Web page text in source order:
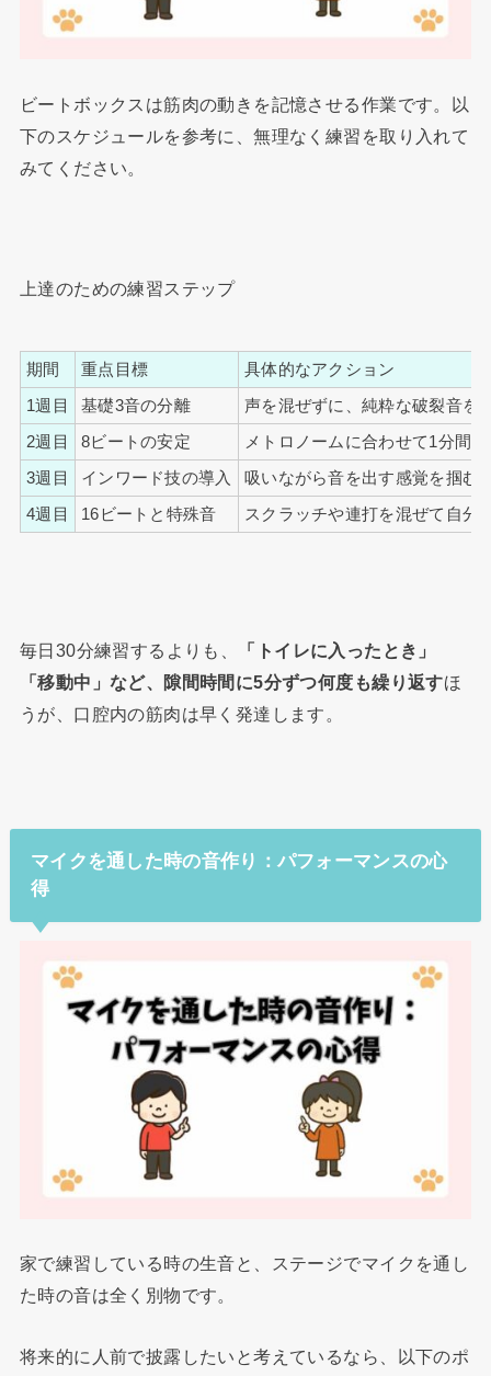
ビートボックスは筋肉の動きを記憶させる作業です。以
下のスケジュールを参考に、無理なく練習を取り入れて
みてください。
上達のための練習ステップ
期間 重点目標 具体的なアクション
1週目 基礎3音の分離 声を混ぜずに、純粋な破裂音を
2週目 8ビートの安定 メトロノームに合わせて1分間
3週目 インワード技の導入 吸いながら音を出す感覚を掴む
4週目 16ビートと特殊音 スクラッチや連打を混ぜて自分
毎日30分練習するよりも、
「トイレに入ったとき」
「移動中」など、隙間時間に5分ずつ何度も繰り返すほ
うが、口腔内の筋肉は早く発達します。
マイクを通した時の音作り：パフォーマンスの心
得
家で練習している時の生音と、ステージでマイクを通し
た時の音は全く別物です。
将来的に人前で披露したいと考えているなら、以下のポ